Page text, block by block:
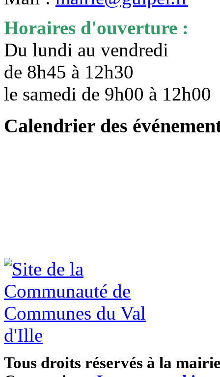
Horaires d'ouverture :
Du lundi au vendredi
de 8h45 à 12h30
le samedi de 9h00 à
Calendrier des
Tous droits réservés à la